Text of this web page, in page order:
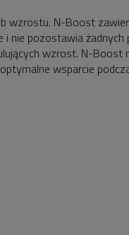
wzrostu. N-Boost
nie pozostawia żadnych
wzrost. N-Boost
wsparcie